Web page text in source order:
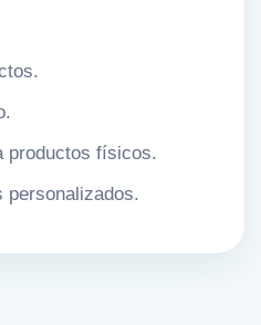
productos físicos.
personalizados.